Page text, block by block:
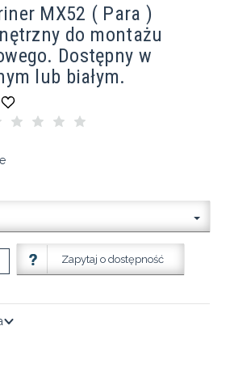
MX52 ( Para )
do montażu
Dostępny w
lub białym.
Zapytaj o dostępność